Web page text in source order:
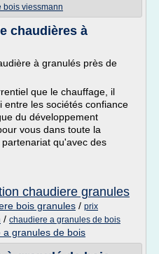
bois viessmann
chaudières à
à granulés près de
que le chauffage, il
entre les sociétés confiance
du développement
vous dans toute la
qu'avec des
chaudiere granules
bois granules / prix
/ chaudiere a granules de bois
a granules de bois